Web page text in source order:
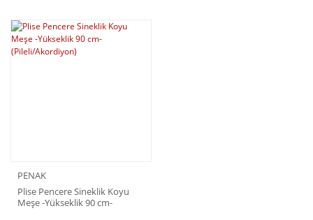
PENAK
Plise Pencere Sineklik Koyu
Meşe -Yükseklik 90 cm-